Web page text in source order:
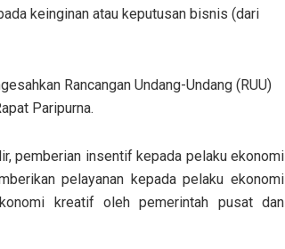
keinginan atau keputusan bisnis (dari
Rancangan Undang-Undang (RUU)
Paripurna.
pemberian insentif kepada pelaku ekonomi
pelayanan kepada pelaku ekonomi
kreatif oleh pemerintah pusat dan